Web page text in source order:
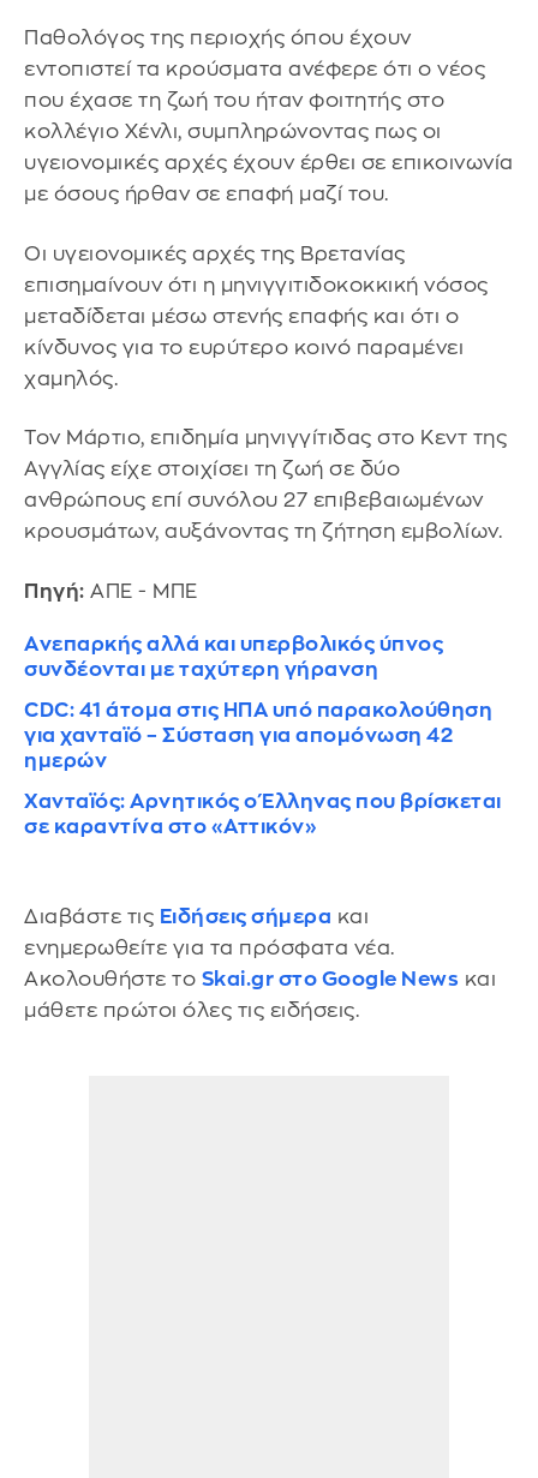
Παθολόγος της περιοχής όπου έχουν
εντοπιστεί τα κρούσματα ανέφερε ότι ο νέος
που έχασε τη ζωή του ήταν φοιτητής στο
κολλέγιο Χένλι, συμπληρώνοντας πως οι
υγειονομικές αρχές έχουν έρθει σε επικοινωνία
με όσους ήρθαν σε επαφή μαζί του.
Οι υγειονομικές αρχές της Βρετανίας
επισημαίνουν ότι η μηνιγγιτιδοκοκκική νόσος
μεταδίδεται μέσω στενής επαφής και ότι ο
κίνδυνος για το ευρύτερο κοινό παραμένει
χαμηλός.
Τον Μάρτιο, επιδημία μηνιγγίτιδας στο Κεντ της
Αγγλίας είχε στοιχίσει τη ζωή σε δύο
ανθρώπους επί συνόλου 27 επιβεβαιωμένων
κρουσμάτων, αυξάνοντας τη ζήτηση εμβολίων.
Πηγή: ΑΠΕ - ΜΠΕ
Aνεπαρκής αλλά και υπερβολικός ύπνος
συνδέονται με ταχύτερη γήρανση
CDC: 41 άτομα στις ΗΠΑ υπό παρακολούθηση
για χανταϊό – Σύσταση για απομόνωση 42
ημερών
Χανταϊός: Αρνητικός ο Έλληνας που βρίσκεται
σε καραντίνα στο «Αττικόν»
Διαβάστε τις Ειδήσεις σήμερα και
ενημερωθείτε για τα πρόσφατα νέα.
Ακολουθήστε το Skai.gr στο Google News και
μάθετε πρώτοι όλες τις ειδήσεις.